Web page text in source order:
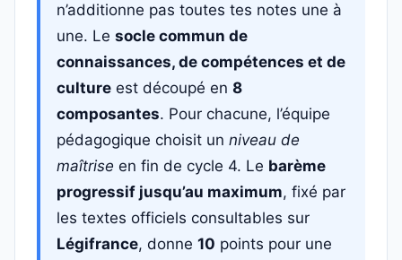
n’additionne pas toutes tes notes une à
une. Le socle commun de
connaissances, de compétences et de
culture est découpé en 8
composantes. Pour chacune, l’équipe
pédagogique choisit un niveau de
maîtrise en fin de cycle 4. Le barème
progressif jusqu’au maximum, fixé par
les textes officiels consultables sur
Légifrance, donne 10 points pour une